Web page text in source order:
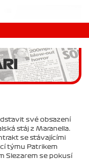
své obsazení
stáj z Maranella.
se stávajícími
týmu Patrikem
Slezarem se pokusí